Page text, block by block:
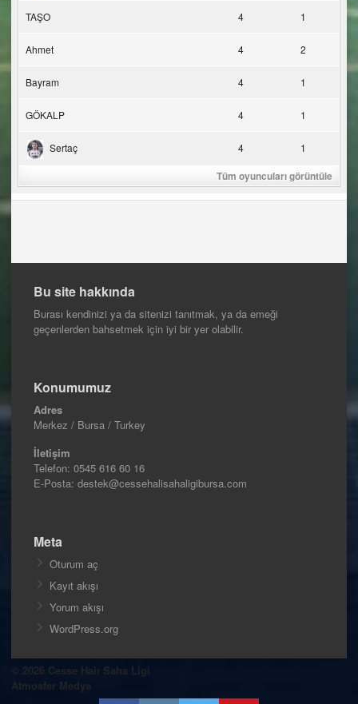
TAŞO 4 1
Ahmet 4 2
Bayram 4 1
GÖKALP 4 1
Sertaç 4 1
Tüm oyuncuları görüntüle
Bu site hakkında
Burası kendinizi ya da sitenizi tanıtmak, ya da emeği
geçenlerden bahsetmek için iyi bir yer olabilir.
Konumumuz
Adres
Merkez / Bursa / Turkey
İletişim
Telefon: 0545 616 60 16
E-Posta: destek@cessehalisahaligibursa.com
Meta
Oturum aç
Kayıt akışı
Yorum akışı
WordPress.org
© 2026 Cesse Halı Saha Ligi
Atmosfer Medya